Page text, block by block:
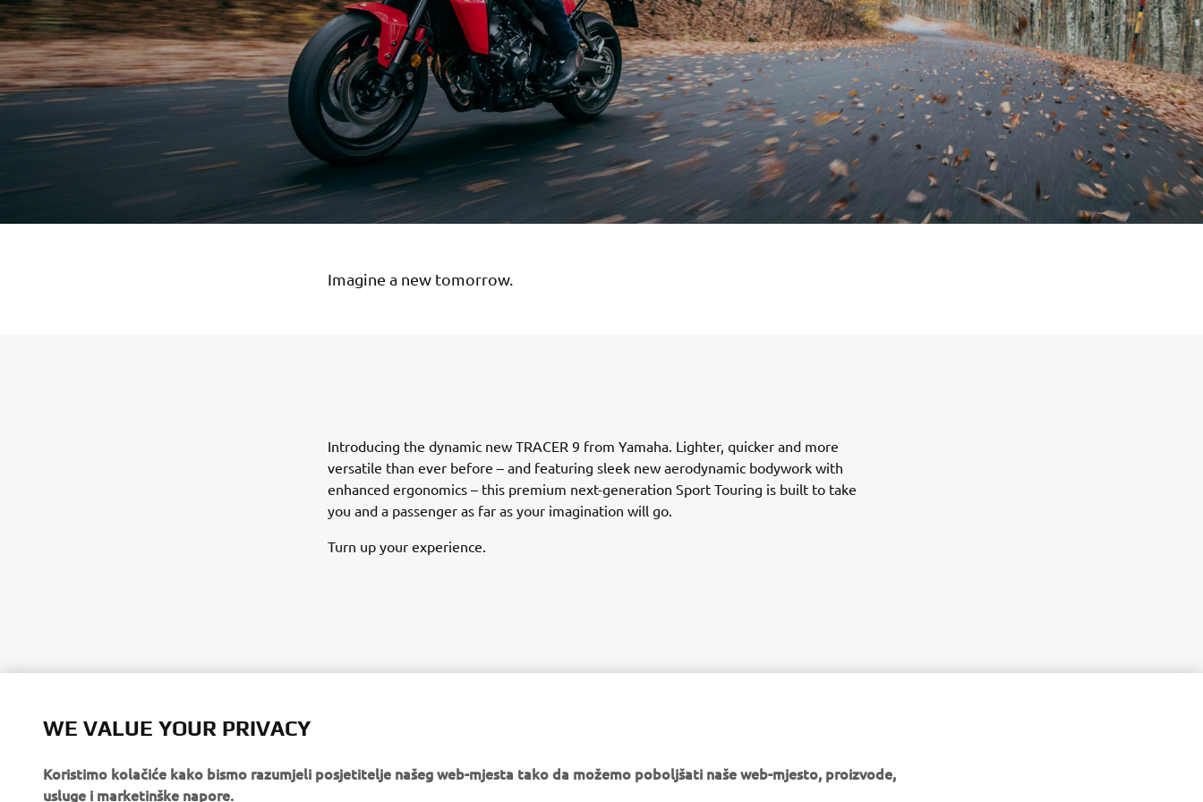
Imagine a new tomorrow.
Introducing the dynamic new TRACER 9 from Yamaha. Lighter, quicker and more
versatile than ever before – and featuring sleek new aerodynamic bodywork with
enhanced ergonomics – this premium next-generation Sport Touring is built to take
you and a passenger as far as your imagination will go.
Turn up your experience.
WE VALUE YOUR PRIVACY
Koristimo kolačiće kako bismo razumjeli posjetitelje našeg web-mjesta tako da možemo poboljšati naše web-mjesto, proizvode,
usluge i marketinške napore.